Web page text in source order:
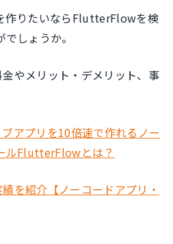
作りたいならFlutterFlowを検
しょうか。
やメリット・デメリット、事
アプリを10倍速で作れるノー
ルFlutterFlowとは？
を紹介【ノーコードアプリ・